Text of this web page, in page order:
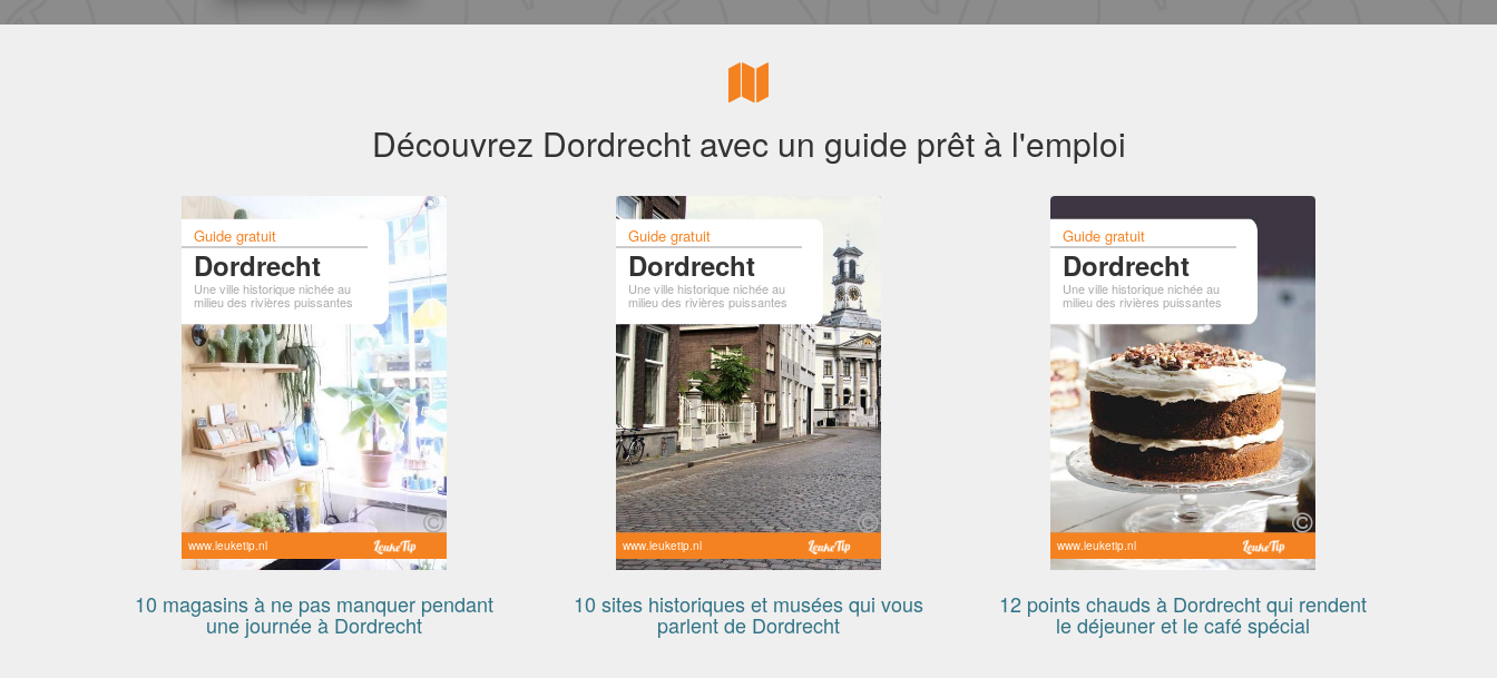
Découvrez Dordrecht avec un guide prêt à l'emploi
Guide gratuit
Dordrecht
Une ville historique nichée au
milieu des rivières puissantes
www.leuketip.nl
10 magasins à ne pas manquer pendant
une journée à Dordrecht
Guide gratuit
Dordrecht
Une ville historique nichée au
milieu des rivières puissantes
www.leuketip.nl
10 sites historiques et musées qui vous
parlent de Dordrecht
Guide gratuit
Dordrecht
Une ville historique nichée au
milieu des rivières puissantes
www.leuketip.nl
12 points chauds à Dordrecht qui rendent
le déjeuner et le café spécial